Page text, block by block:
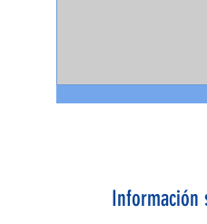
Información